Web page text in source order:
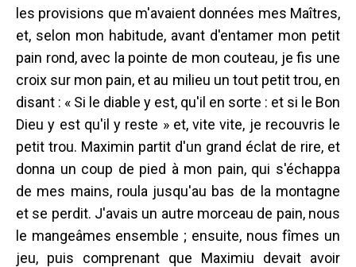
les provisions que m'avaient données mes Maîtres,
et, selon mon habitude, avant d'entamer mon petit
pain rond, avec la pointe de mon couteau, je fis une
croix sur mon pain, et au milieu un tout petit trou, en
disant : « Si le diable y est, qu'il en sorte : et si le Bon
Dieu y est qu'il y reste » et, vite vite, je recouvris le
petit trou. Maximin partit d'un grand éclat de rire, et
donna un coup de pied à mon pain, qui s'échappa
de mes mains, roula jusqu'au bas de la montagne
et se perdit. J'avais un autre morceau de pain, nous
le mangeâmes ensemble ; ensuite, nous fîmes un
jeu, puis comprenant que Maximiu devait avoir